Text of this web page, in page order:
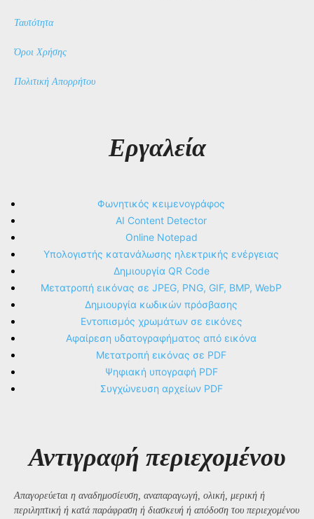
Ταυτότητα
Όροι Χρήσης
Πολιτική Απορρήτου
Εργαλεία
Φωνητικός κειμενογράφος
AI Content Detector
Online Notepad
Υπολογιστής κατανάλωσης ηλεκτρικής ενέργειας
Δημιουργία QR Code
Μετατροπή εικόνας σε JPEG, PNG, GIF, BMP, WebP
Δημιουργία κωδικών πρόσβασης
Εντοπισμός χρωμάτων σε εικόνες
Αφαίρεση υδατογραφήματος από εικόνα
Μετατροπή εικόνας σε PDF
Ψηφιακή υπογραφή PDF
Συγχώνευση αρχείων PDF
Αντιγραφή περιεχομένου
Απαγορεύεται η αναδημοσίευση, αναπαραγωγή, ολική, μερική ή
περιληπτική ή κατά παράφραση ή διασκευή ή απόδοση του περιεχομένου